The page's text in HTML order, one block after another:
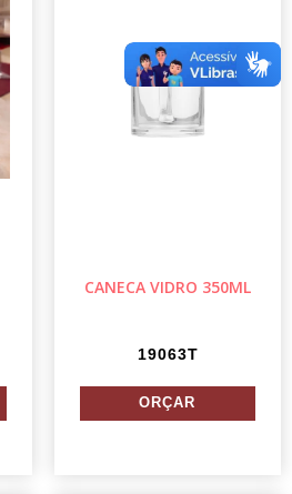
CANECA VIDRO 350ML
19063T